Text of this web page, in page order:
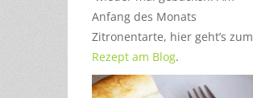
Anfang des Monats
Zitronentarte, hier geht’s zum
Rezept am Blog.